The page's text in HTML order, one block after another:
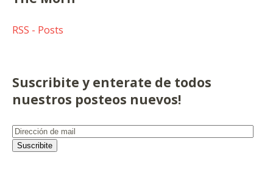
RSS - Posts
Suscribite y enterate de todos
nuestros posteos nuevos!
Dirección
deSuscribite